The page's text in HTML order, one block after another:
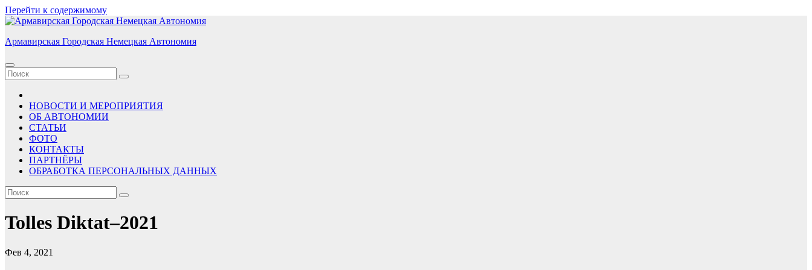
Перейти к содержимому
Армавирская Городская Немецкая Автономия
НОВОСТИ И МЕРОПРИЯТИЯ
ОБ АВТОНОМИИ
СТАТЬИ
ФОТО
КОНТАКТЫ
ПАРТНЁРЫ
ОБРАБОТКА ПЕРСОНАЛЬНЫХ ДАННЫХ
Tolles Diktat–2021
Фев 4, 2021